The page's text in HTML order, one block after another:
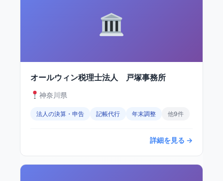
オールウィン税理士法人 戸塚事務所
神奈川県
法人の決算・申告 記帳代行 年末調整 他9件
詳細を見る →